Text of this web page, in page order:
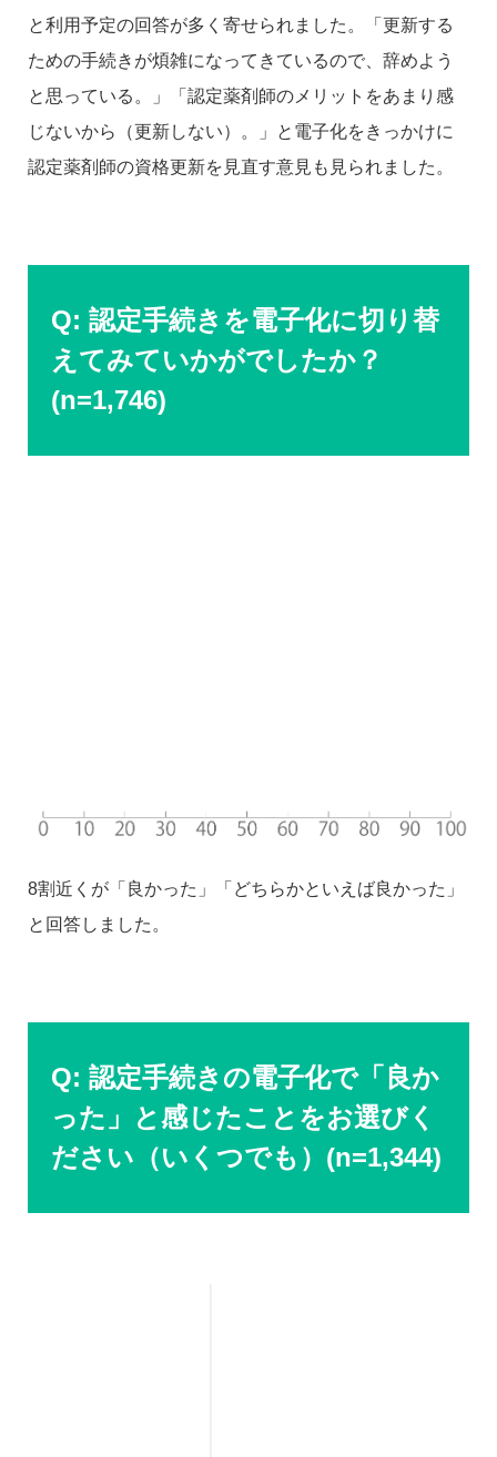
と利用予定の回答が多く寄せられました。「更新する
ための手続きが煩雑になってきているので、辞めよう
と思っている。」「認定薬剤師のメリットをあまり感
じないから（更新しない）。」と電子化をきっかけに
認定薬剤師の資格更新を見直す意見も見られました。
Q: 認定手続きを電子化に切り替
えてみていかがでしたか？
(n=1,746)
8割近くが「良かった」「どちらかといえば良かった」
と回答しました。
Q: 認定手続きの電子化で「良か
った」と感じたことをお選びく
ださい（いくつでも）(n=1,344)